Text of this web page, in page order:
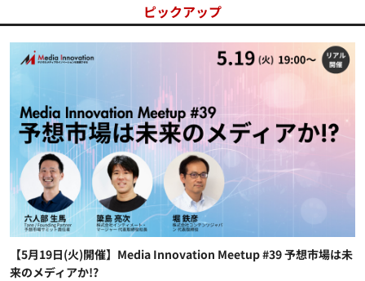
ピックアップ
【5月19日(火)開催】Media Innovation Meetup #39 予想市場は未
来のメディアか!?